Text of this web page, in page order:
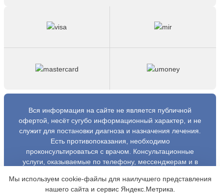
Вся информация на сайте не является публичной
офертой, несёт сугубо информационный характер, и не
служит для постановки диагноза и назначения лечения.
Есть противопоказания, необходимо
проконсультироваться с врачом. Консультационные
услуги, оказываемые по телефону, мессенджерам и в
характер и не являются медицинскими услугами.
Мы используем cookie-файлы для наилучшего представления
нашего сайта и сервис Яндекс.Метрика.